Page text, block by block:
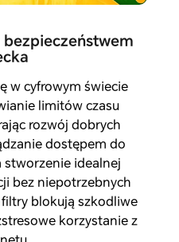
bezpieczeństwem
w cyfrowym świecie
limitów czasu
rozwój dobrych
dostępem do
stworzenie idealnej
bez niepotrzebnych
blokują szkodliwe
korzystanie z